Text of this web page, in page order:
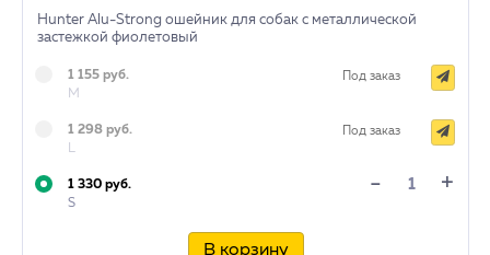
Hunter Alu-Strong ошейник для собак с металлической
застежкой фиолетовый
1 155 руб.
M
Под заказ
1 298 руб.
L
Под заказ
1 330 руб.
S
- +
В корзину